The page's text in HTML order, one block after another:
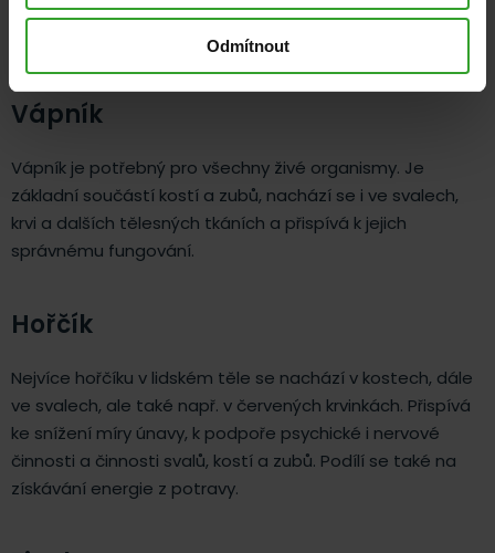
Odmítnout
Vápník
Vápník je potřebný pro všechny živé organismy. Je
základní součástí kostí a zubů, nachází se i ve svalech,
krvi a dalších tělesných tkáních a přispívá k jejich
správnému fungování.
Hořčík
Nejvíce hořčíku v lidském těle se nachází v kostech, dále
ve svalech, ale také např. v červených krvinkách. Přispívá
ke snížení míry únavy, k podpoře psychické i nervové
činnosti a činnosti svalů, kostí a zubů. Podílí se také na
získávání energie z potravy.